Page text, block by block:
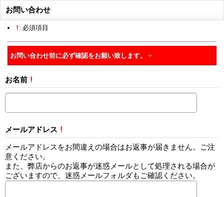
お問い合わせ
! : 必須項目
お問い合わせ前に必ず確認をお願い致します。
お名前 !
メールアドレス !
メールアドレスをお間違えの場合はお返事が届きません。ご注
意ください。
また、弊店からのお返事が迷惑メールとして処理される場合が
ございますので、迷惑メールフォルダもご確認ください。